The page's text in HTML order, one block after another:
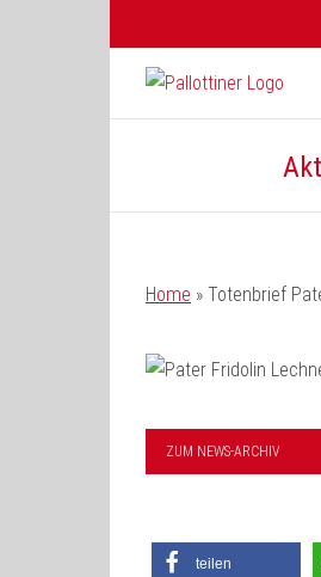
Home » Totenbrief
ZUM NEWS-ARCHIV
teilen